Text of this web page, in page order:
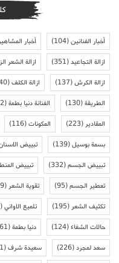
أخبار الفنانين(104) أخبار
ازالة التجاعيد(351) ازالة الشعر
ازالة الكرش(137) ازالة الكلف(140)
الطريقة(130) الفنانة دنيا بطمة(142)
المقادير(223) المكونات(116)
بسمة بوسيل(139) تبييض
تبييض الجسم(332) تبييض
تعطير الجسم(95) تقوية الشعر(109)
تكثيف الشعر(195) تلميع الاواني(103)
حالات الشفاء(124) دنيا بطمة(761)
سعد لمجرد(226) سعيدة شرف(111)